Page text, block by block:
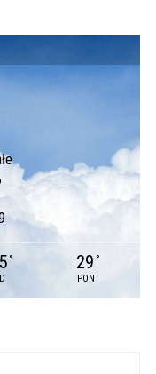
° 29 °
PON